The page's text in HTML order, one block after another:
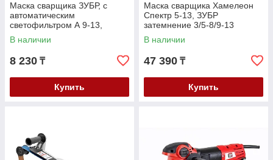
Маска сварщика ЗУБР, с
автоматическим
светофильтром А 9-13,
затемнение 4/9-13, серия
"Профессионал" (11076)
В наличии
8 230 ₸
Купить
Маска сварщика Хамелеон
Спектр 5-13, ЗУБР
затемнение 3/5-8/9-13
(11069_z01)
В наличии
47 390 ₸
Купить